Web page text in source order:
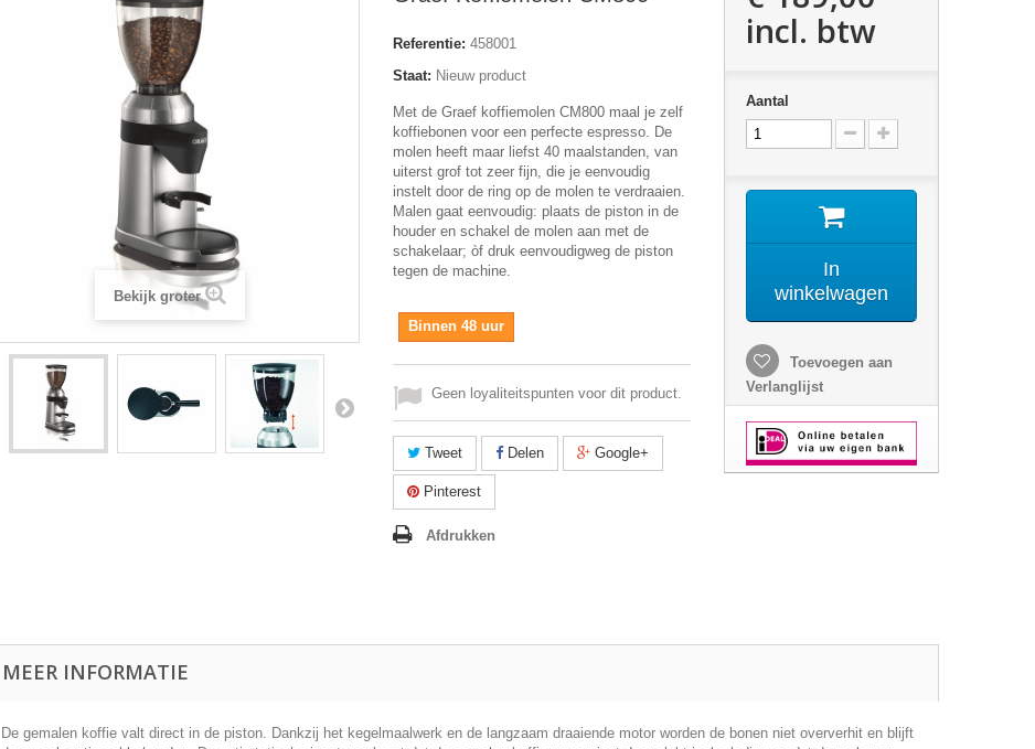
Bekijk groter
Referentie: 458001
Staat: Nieuw product
Met de Graef koffiemolen CM800 maal je zelf
koffiebonen voor een perfecte espresso. De
molen heeft maar liefst 40 maalstanden, van
uiterst grof tot zeer fijn, die je eenvoudig
instelt door de ring op de molen te verdraaien.
Malen gaat eenvoudig: plaats de piston in de
houder en schakel de molen aan met de
schakelaar; òf druk eenvoudigweg de piston
tegen de machine.
Binnen 48 uur
Geen loyaliteitspunten voor dit product.
Tweet Delen Google+
Pinterest
Afdrukken
incl. btw
Aantal
In
winkelwagen
Toevoegen aan
Verlanglijst
MEER INFORMATIE
De gemalen koffie valt direct in de piston. Dankzij het kegelmaalwerk en de langzaam draaiende motor worden de bonen niet oververhit en blijft